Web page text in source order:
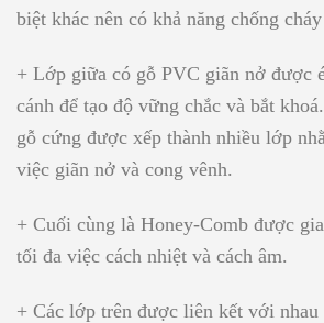
biệt khác nên có khả năng chống
+ Lớp giữa có gỗ PVC giãn nở được
cánh để tạo độ vững chắc và bắt
gỗ cứng được xếp thành nhiều lớp
việc giãn nở và cong vênh.
+ Cuối cùng là Honey-Comb được
tối đa việc cách nhiệt và cách âm.
+ Các lớp trên được liên kết với nhau